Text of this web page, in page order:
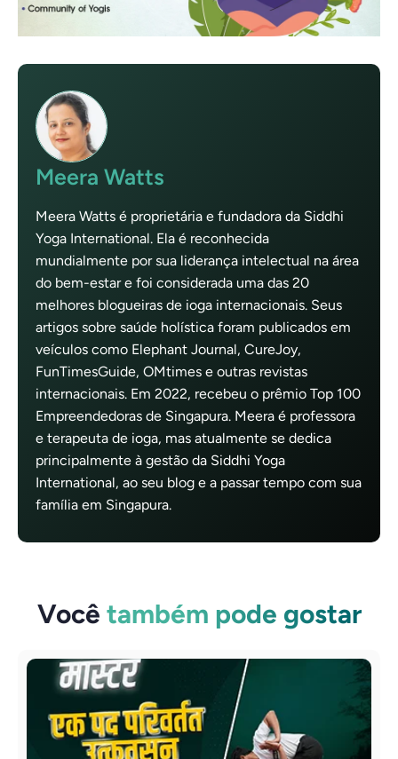
Meera Watts
Meera Watts é proprietária e fundadora da Siddhi
Yoga International. Ela é reconhecida
mundialmente por sua liderança intelectual na área
do bem-estar e foi considerada uma das 20
melhores blogueiras de ioga internacionais. Seus
artigos sobre saúde holística foram publicados em
veículos como Elephant Journal, CureJoy,
FunTimesGuide, OMtimes e outras revistas
internacionais. Em 2022, recebeu o prêmio Top 100
Empreendedoras de Singapura. Meera é professora
e terapeuta de ioga, mas atualmente se dedica
principalmente à gestão da Siddhi Yoga
International, ao seu blog e a passar tempo com sua
família em Singapura.
Você também pode gostar